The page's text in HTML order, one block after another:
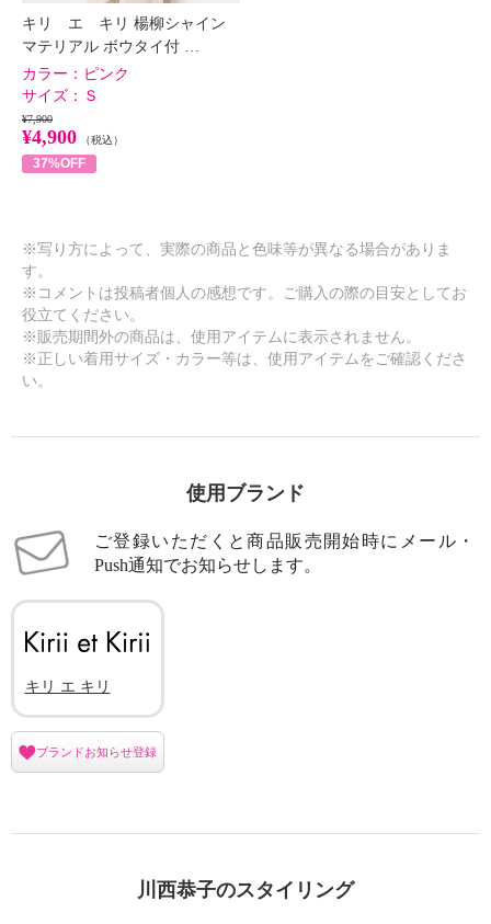
キリ エ キリ 楊柳シャイン
マテリアル ボウタイ付 …
カラー： ピンク
サイズ： Ｓ
¥7,900
¥4,900 （税込）
37%OFF
※写り方によって、実際の商品と色味等が異なる場合がありま
す。
※コメントは投稿者個人の感想です。ご購入の際の目安としてお
役立てください。
※販売期間外の商品は、使用アイテムに表示されません。
※正しい着用サイズ・カラー等は、使用アイテムをご確認くださ
い。
使用ブランド
ご登録いただくと商品販売開始時にメール・
Push通知でお知らせします。
キリ エ キリ
ブランドお知らせ登録
川西恭子のスタイリング